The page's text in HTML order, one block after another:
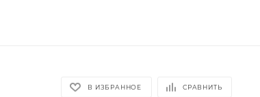
В ИЗБРАННОЕ СРАВНИТЬ